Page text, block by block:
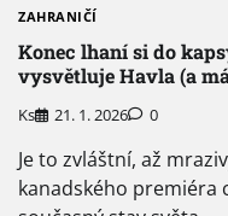
ZAHRANIČÍ
Konec lhaní si do
vysvětluje Havla (a
Ks 21. 1. 2026 0
Je to zvláštní, až
kanadského premiéra